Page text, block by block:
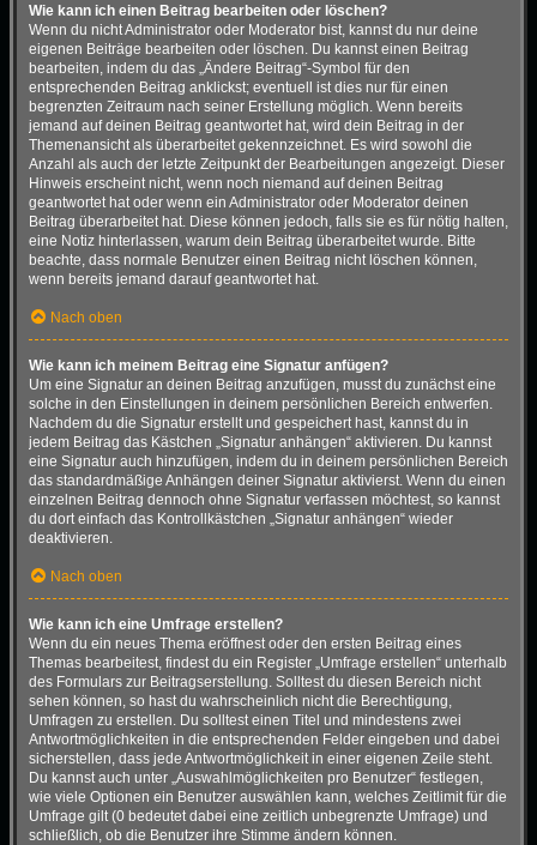
Wie kann ich einen Beitrag bearbeiten oder löschen?
Wenn du nicht Administrator oder Moderator bist, kannst du nur deine
eigenen Beiträge bearbeiten oder löschen. Du kannst einen Beitrag
bearbeiten, indem du das „Ändere Beitrag“-Symbol für den
entsprechenden Beitrag anklickst; eventuell ist dies nur für einen
begrenzten Zeitraum nach seiner Erstellung möglich. Wenn bereits
jemand auf deinen Beitrag geantwortet hat, wird dein Beitrag in der
Themenansicht als überarbeitet gekennzeichnet. Es wird sowohl die
Anzahl als auch der letzte Zeitpunkt der Bearbeitungen angezeigt. Dieser
Hinweis erscheint nicht, wenn noch niemand auf deinen Beitrag
geantwortet hat oder wenn ein Administrator oder Moderator deinen
Beitrag überarbeitet hat. Diese können jedoch, falls sie es für nötig halten,
eine Notiz hinterlassen, warum dein Beitrag überarbeitet wurde. Bitte
beachte, dass normale Benutzer einen Beitrag nicht löschen können,
wenn bereits jemand darauf geantwortet hat.
Nach oben
Wie kann ich meinem Beitrag eine Signatur anfügen?
Um eine Signatur an deinen Beitrag anzufügen, musst du zunächst eine
solche in den Einstellungen in deinem persönlichen Bereich entwerfen.
Nachdem du die Signatur erstellt und gespeichert hast, kannst du in
jedem Beitrag das Kästchen „Signatur anhängen“ aktivieren. Du kannst
eine Signatur auch hinzufügen, indem du in deinem persönlichen Bereich
das standardmäßige Anhängen deiner Signatur aktivierst. Wenn du einen
einzelnen Beitrag dennoch ohne Signatur verfassen möchtest, so kannst
du dort einfach das Kontrollkästchen „Signatur anhängen“ wieder
deaktivieren.
Nach oben
Wie kann ich eine Umfrage erstellen?
Wenn du ein neues Thema eröffnest oder den ersten Beitrag eines
Themas bearbeitest, findest du ein Register „Umfrage erstellen“ unterhalb
des Formulars zur Beitragserstellung. Solltest du diesen Bereich nicht
sehen können, so hast du wahrscheinlich nicht die Berechtigung,
Umfragen zu erstellen. Du solltest einen Titel und mindestens zwei
Antwortmöglichkeiten in die entsprechenden Felder eingeben und dabei
sicherstellen, dass jede Antwortmöglichkeit in einer eigenen Zeile steht.
Du kannst auch unter „Auswahlmöglichkeiten pro Benutzer“ festlegen,
wie viele Optionen ein Benutzer auswählen kann, welches Zeitlimit für die
Umfrage gilt (0 bedeutet dabei eine zeitlich unbegrenzte Umfrage) und
schließlich, ob die Benutzer ihre Stimme ändern können.